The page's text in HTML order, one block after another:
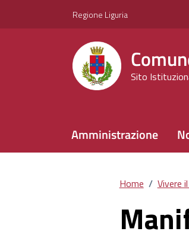
Regione Liguria
Sito
Amministrazione
Home / Vivere